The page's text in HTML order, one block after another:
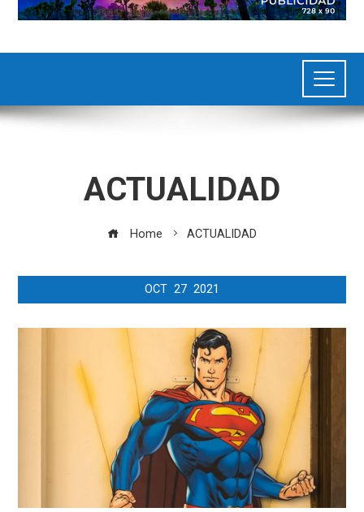
ACTUALIDAD
Home ACTUALIDAD
OCT 27 2021